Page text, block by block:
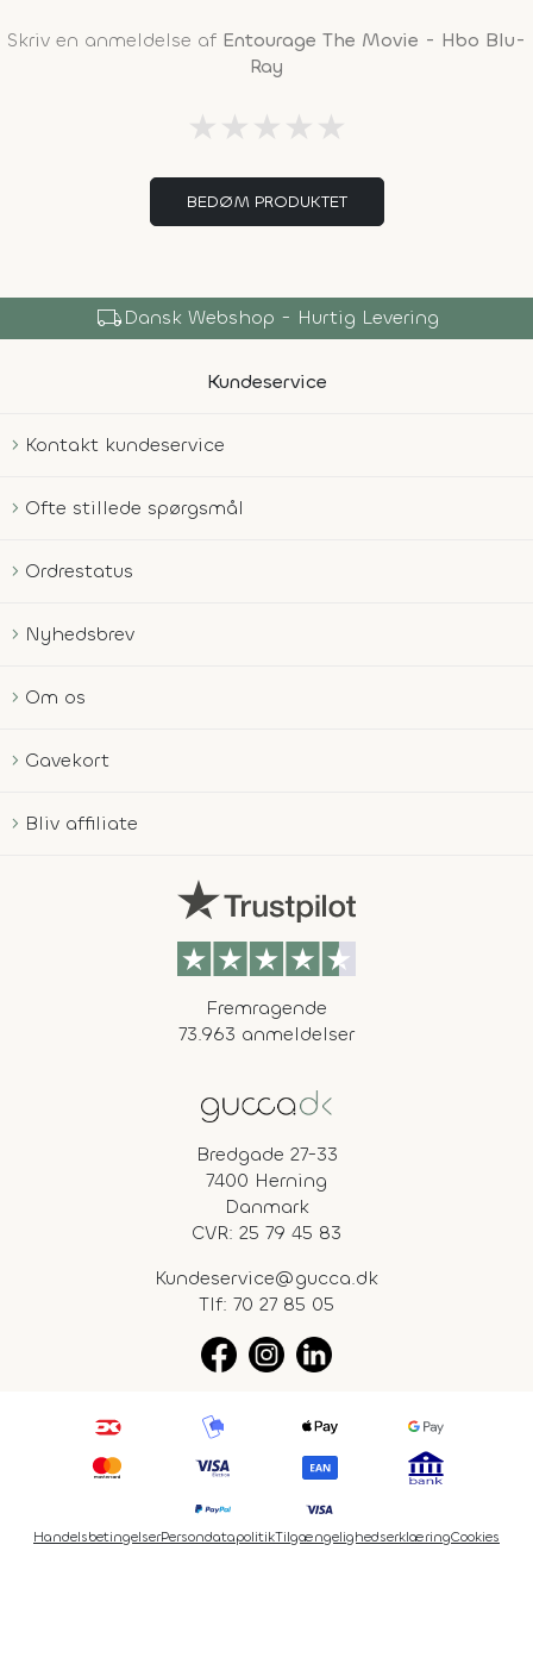
Skriv en anmeldelse af Entourage The Movie - Hbo Blu-
Ray
★ ★ ★ ★ ★
BEDØM PRODUKTET
local_shippingDansk Webshop - Hurtig Levering
Kundeservice
Kontakt kundeservice
Ofte stillede spørgsmål
Ordrestatus
Nyhedsbrev
Om os
Gavekort
Bliv affiliate
Fremragende
73.963 anmeldelser
Bredgade 27-33
7400 Herning
Danmark
CVR: 25 79 45 83
Kundeservice@gucca.dk
Tlf: 70 27 85 05
HandelsbetingelserPersondatapolitikTilgængelighedserklæringCookies